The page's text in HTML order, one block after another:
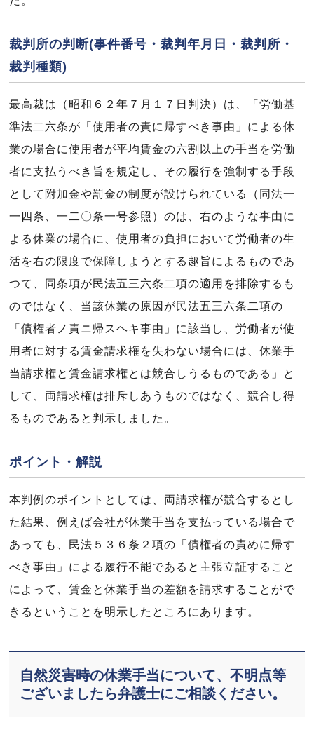
裁判所の判断(事件番号・裁判年月日・裁判所・
裁判種類)
最高裁は（昭和６２年７月１７日判決）は、「労働基
準法二六条が「使用者の責に帰すべき事由」による休
業の場合に使用者が平均賃金の六割以上の手当を労働
者に支払うべき旨を規定し、その履行を強制する手段
として附加金や罰金の制度が設けられている（同法一
一四条、一二〇条一号参照）のは、右のような事由に
よる休業の場合に、使用者の負担において労働者の生
活を右の限度で保障しようとする趣旨によるものであ
つて、同条項が民法五三六条二項の適用を排除するも
のではなく、当該休業の原因が民法五三六条二項の
「債権者ノ責ニ帰スヘキ事由」に該当し、労働者が使
用者に対する賃金請求権を失わない場合には、休業手
当請求権と賃金請求権とは競合しうるものである」と
して、両請求権は排斥しあうものではなく、競合し得
るものであると判示しました。
ポイント・解説
本判例のポイントとしては、両請求権が競合するとし
た結果、例えば会社が休業手当を支払っている場合で
あっても、民法５３６条２項の「債権者の責めに帰す
べき事由」による履行不能であると主張立証すること
によって、賃金と休業手当の差額を請求することがで
きるということを明示したところにあります。
自然災害時の休業手当について、不明点等
ございましたら弁護士にご相談ください。